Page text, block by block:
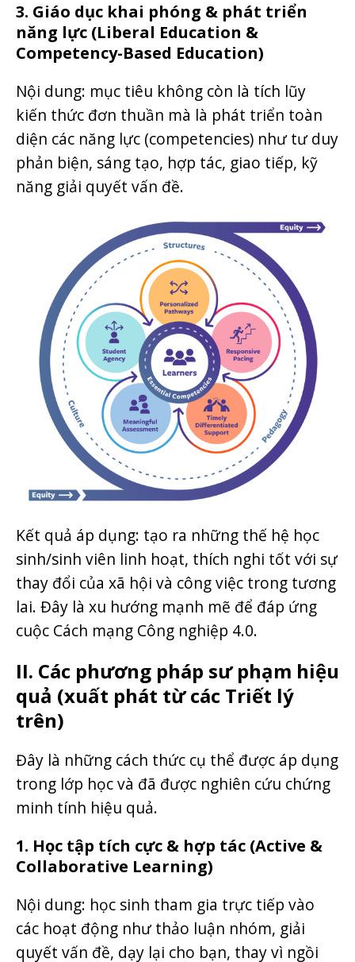
3. Giáo dục khai phóng & phát triển
năng lực (Liberal Education &
Competency-Based Education)
Nội dung: mục tiêu không còn là tích lũy
kiến thức đơn thuần mà là phát triển toàn
diện các năng lực (competencies) như tư duy
phản biện, sáng tạo, hợp tác, giao tiếp, kỹ
năng giải quyết vấn đề.
Kết quả áp dụng: tạo ra những thế hệ học
sinh/sinh viên linh hoạt, thích nghi tốt với sự
thay đổi của xã hội và công việc trong tương
lai. Đây là xu hướng mạnh mẽ để đáp ứng
cuộc Cách mạng Công nghiệp 4.0.
II. Các phương pháp sư phạm hiệu
quả (xuất phát từ các Triết lý
trên)
Đây là những cách thức cụ thể được áp dụng
trong lớp học và đã được nghiên cứu chứng
minh tính hiệu quả.
1. Học tập tích cực & hợp tác (Active &
Collaborative Learning)
Nội dung: học sinh tham gia trực tiếp vào
các hoạt động như thảo luận nhóm, giải
quyết vấn đề, dạy lại cho bạn, thay vì ngồi